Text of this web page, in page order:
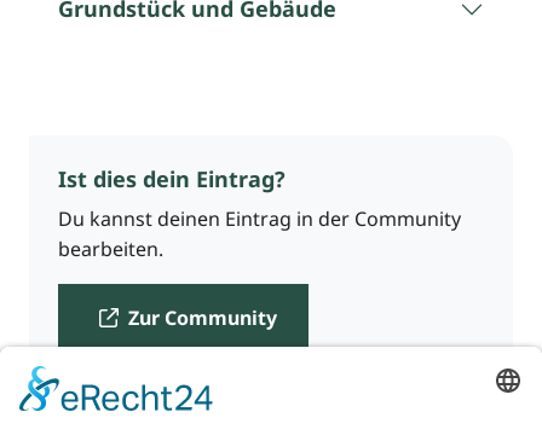
Grundstück und Gebäude
Ist dies dein Eintrag?
Du kannst deinen Eintrag in der Community
bearbeiten.
Zur Community